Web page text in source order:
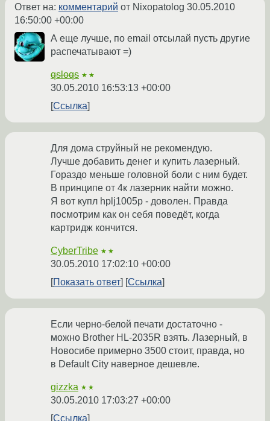
Ответ на: комментарий от Nixopatolog 30.05.2010
16:50:00 +00:00
А еще лучше, по email отсылай пусть другие
распечатывают =)
qsloqs ★★
30.05.2010 16:53:13 +00:00
Ссылка
Для дома струйный не рекомендую.
Лучше добавить денег и купить лазерный.
Гораздо меньше головной боли с ним будет.
В принципе от 4к лазерник найти можно.
Я вот купл hplj1005p - доволен. Правда
посмотрим как он себя поведёт, когда
картридж кончится.
CyberTribe ★★
30.05.2010 17:02:10 +00:00
Показать ответ
Ссылка
Если черно-белой печати достаточно -
можно Brother HL-2035R взять. Лазерный, в
Новосибе примерно 3500 стоит, правда, но
в Default City наверное дешевле.
gizzka ★★
30.05.2010 17:03:27 +00:00
Ссылка